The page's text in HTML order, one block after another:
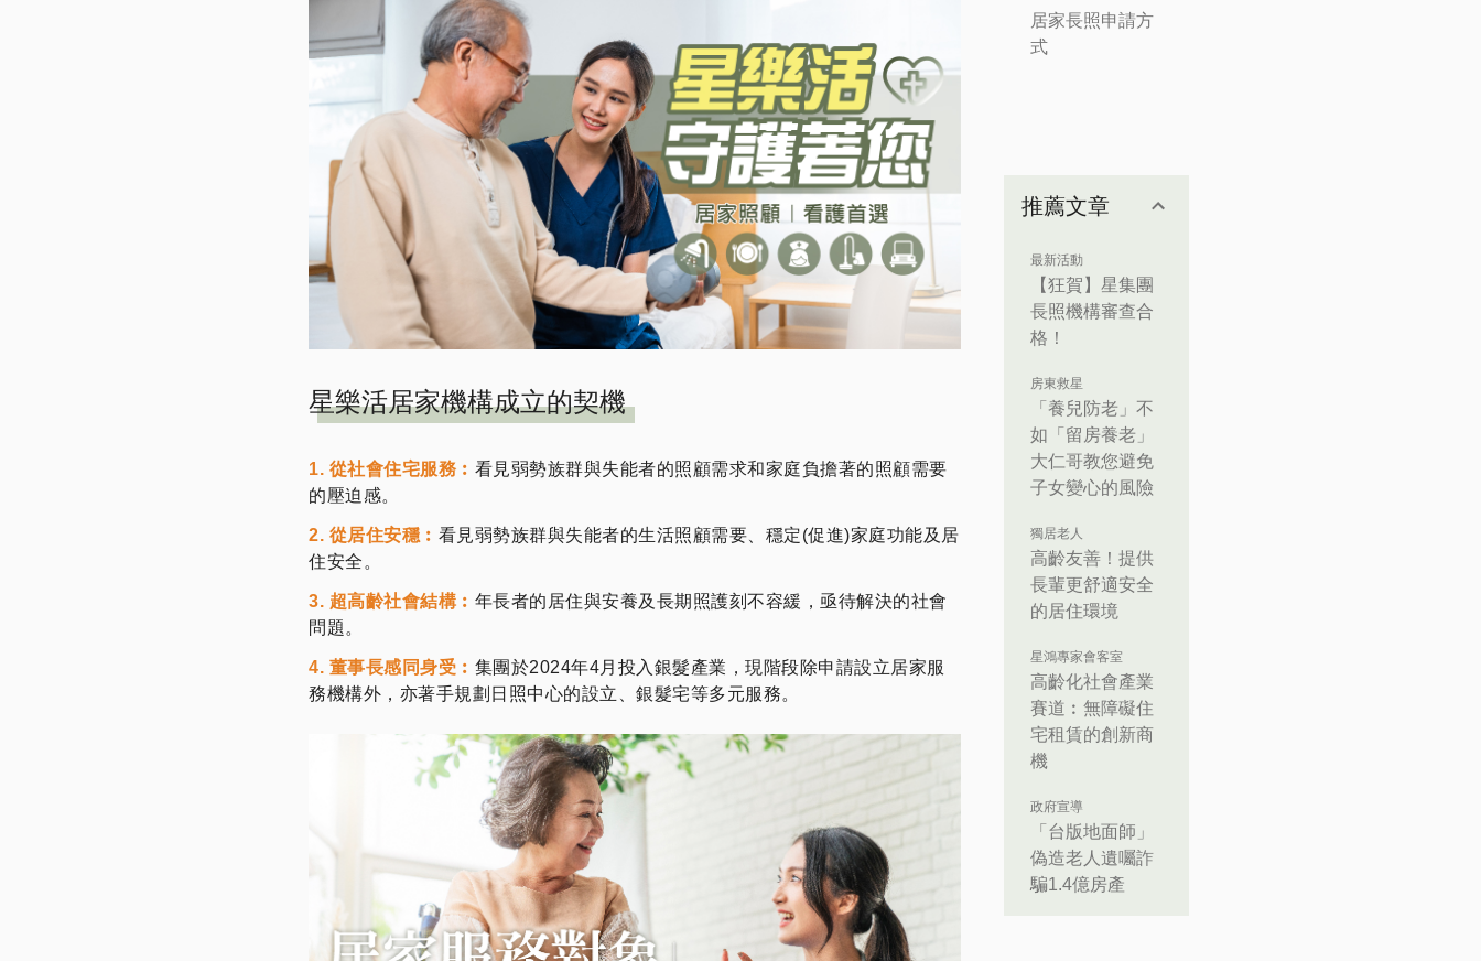
星樂活居家機構成立的契機
1. 從社會住宅服務︰ 看見弱勢族群與失能者的照顧需求和家庭負擔著的照顧需要
的壓迫感。
2. 從居住安穩︰ 看見弱勢族群與失能者的生活照顧需要、穩定(促進)家庭功能及居
住安全。
3. 超高齡社會結構︰ 年長者的居住與安養及長期照護刻不容緩，亟待解決的社會
問題。
4. 董事長感同身受︰ 集團於2024年4月投入銀髮產業，現階段除申請設立居家服
務機構外，亦著手規劃日照中心的設立、銀髮宅等多元服務。
居家長照申請方
式
推薦文章
最新活動
【狂賀】星集團
長照機構審查合
格！
房東救星
「養兒防老」不
如「留房養老」
大仁哥教您避免
子女變心的風險
獨居老人
高齡友善！提供
長輩更舒適安全
的居住環境
星鴻專家會客室
高齡化社會產業
賽道︰無障礙住
宅租賃的創新商
機
政府宣導
「台版地面師」
偽造老人遺囑詐
騙1.4億房產